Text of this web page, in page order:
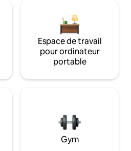
Espace de travail
pour ordinateur
portable
Gym